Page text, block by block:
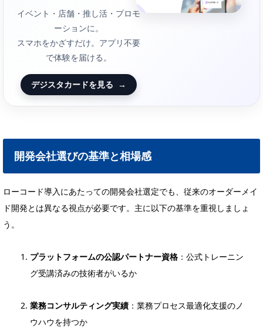
イベント・店舗・推し活・プロモ
ーションに。
スマホをかざすだけ。アプリ不要
で体験を届ける。
デジスタカードを見る →
開発会社選びの基準と相場感
ローコード導入にあたっての開発会社選定でも、従来のオーダーメイ
ド開発とは異なる視点が必要です。主に以下の基準を重視しましょ
う。
プラットフォームの公認パートナー資格 ：公式トレーニン
グ受講済みの技術者がいるか
業務コンサルティング実績 ：業務プロセス最適化支援のノ
ウハウを持つか